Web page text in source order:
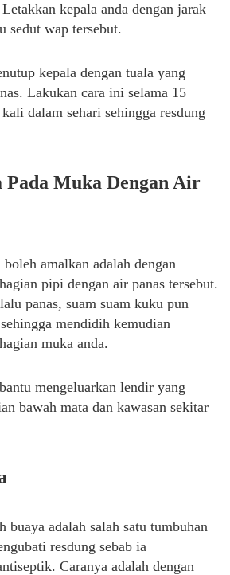
kepala anda dengan jarak
sedut wap tersebut.
kepala dengan tuala yang
Lakukan cara ini selama 15
dalam sehari sehingga resdung
Pada Muka Dengan Air
amalkan adalah dengan
pipi dengan air panas tersebut.
panas, suam suam kuku pun
mendidih kemudian
muka anda.
mengeluarkan lendir yang
bawah mata dan kawasan sekitar
buaya adalah salah satu tumbuhan
resdung sebab ia
Caranya adalah dengan